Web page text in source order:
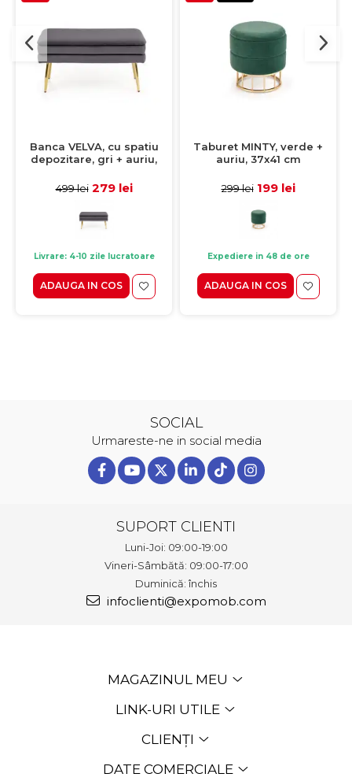
Banca VELVA, cu spatiu
depozitare, gri + auriu,
499 lei 279 lei
Livrare: 4-10 zile lucratoare
ADAUGA IN COS
Taburet MINTY, verde +
auriu, 37x41 cm
299 lei 199 lei
Expediere in 48 de ore
ADAUGA IN COS
SOCIAL
Urmareste-ne in social media
SUPORT CLIENTI
Luni-Joi: 09:00-19:00
Vineri-Sâmbătă: 09:00-17:00
Duminică: închis
infoclienti@expomob.com
MAGAZINUL MEU
LINK-URI UTILE
CLIENȚI
DATE COMERCIALE